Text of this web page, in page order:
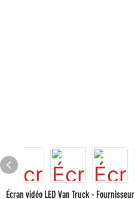
Écran vidéo LED Van Truck -